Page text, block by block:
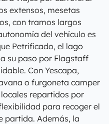
extensos, mesetas
con tramos largos
del vehículo es
Petrificado, el lago
su paso por Flagstaff
Con Yescapa,
o furgoneta camper
repartidos por
para recoger el
partida. Además, la